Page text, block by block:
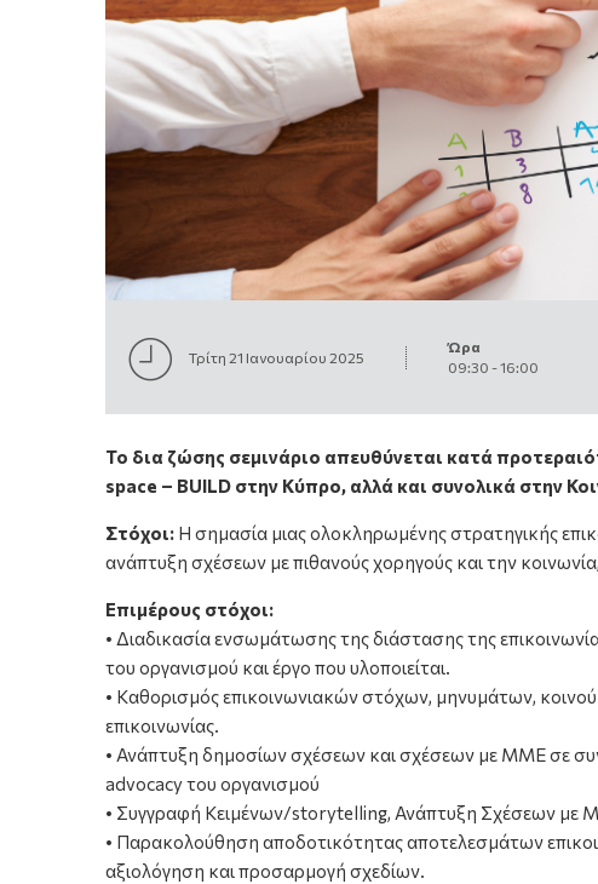
Τρίτη 21 Ιανουαρίου 2025
Ώρα
09:30 -16:00
Το δια ζώσης σεμινάριο απευθύνεται κατά
space – BUILD στην Κύπρο, αλλά και συνολικά στην
Στόχοι: Η σημασία μιας ολοκληρωμένης στρατηγικής
ανάπτυξη σχέσεων με πιθανούς χορηγούς και την
Επιμέρους στόχοι:
• Διαδικασία ενσωμάτωσης της διάστασης της
του οργανισμού και έργο που υλοποιείται.
• Καθορισμός επικοινωνιακών στόχων, μηνυμάτων,
επικοινωνίας.
• Ανάπτυξη δημοσίων σχέσεων και σχέσεων με ΜΜΕ σε
advocacy του οργανισμού
• Συγγραφή Κειμένων/storytelling, Ανάπτυξη Σχέσεων με
• Παρακολούθηση αποδοτικότητας αποτελεσμάτων
αξιολόγηση και προσαρμογή σχεδίων.